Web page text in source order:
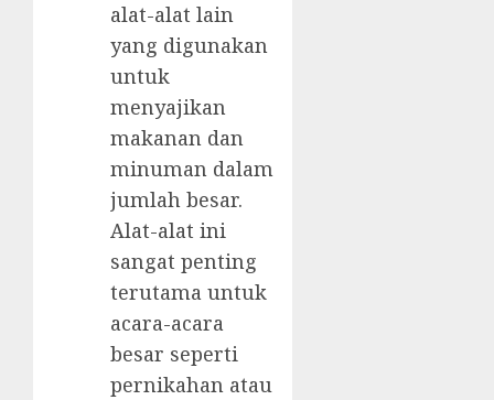
alat-alat lain
yang digunakan
untuk
menyajikan
makanan dan
minuman dalam
jumlah besar.
Alat-alat ini
sangat penting
terutama untuk
acara-acara
besar seperti
pernikahan atau